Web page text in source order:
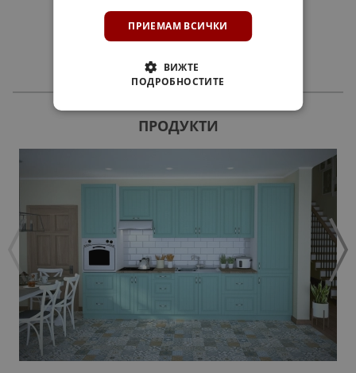
ГОРЕН ШКАФ В60Х60 ПРАВ ЪГЪЛ СОФИ
ВУЛКАНИЧЕН КАМЪК
104,00 € 203,41 лв.
ПРОДУКТИ
ПРИЕМАМ ВСИЧКИ
ВИЖТЕ
ПОДРОБНОСТИТЕ